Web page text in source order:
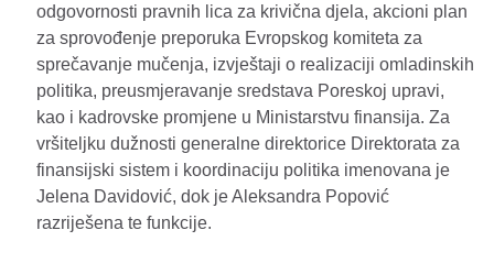
odgovornosti pravnih lica za krivična djela, akcioni plan
za sprovođenje preporuka Evropskog komiteta za
sprečavanje mučenja, izvještaji o realizaciji omladinskih
politika, preusmjeravanje sredstava Poreskoj upravi,
kao i kadrovske promjene u Ministarstvu finansija. Za
vršiteljku dužnosti generalne direktorice Direktorata za
finansijski sistem i koordinaciju politika imenovana je
Jelena Davidović, dok je Aleksandra Popović
razriješena te funkcije.